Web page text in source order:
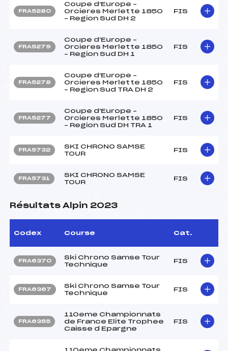
FRA5280
Coupe d'Europe –
Orcieres Merlette 1850
– Region Sud DH 2
FIS
FRA5279
Coupe d'Europe –
Orcieres Merlette 1850
– Region Sud DH 1
FIS
FRA5278
Coupe d'Europe –
Orcieres Merlette 1850
– Region Sud TRA DH 2
FIS
FRA5277
Coupe d'Europe –
Orcieres Merlette 1850
– Region Sud DH TRA 1
FIS
FRA5732
SKI CHRONO SAMSE
TOUR
FIS
FRA5731
SKI CHRONO SAMSE
TOUR
FIS
Résultats Alpin 2023
Codex Course Cat.
FRA6370
Ski Chrono Samse Tour
Technique
FIS
FRA6367
Ski Chrono Samse Tour
Technique
FIS
FRA6355
110eme Championnats
de France Elite Trophee
Caisse d Epargne
FIS
110eme Championnats